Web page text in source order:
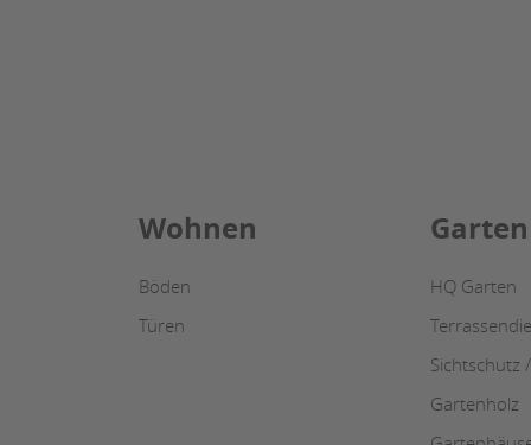
Wohnen
Böden
Türen
Garten
HQ Garten
Sichtschutz
Gartenholz